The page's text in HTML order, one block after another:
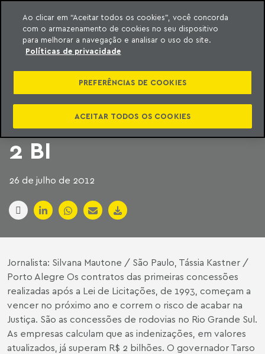
o conteúdo
Machado Meyer
CONCESSIONÁRIAS
QUEREM
INDENIZAÇÕES DE R$
2 BI
26 de julho de 2012
Jornalista: Silvana Mautone / São Paulo, Tássia Kastner /
Porto Alegre Os contratos das primeiras concessões
realizadas após a Lei de Licitações, de 1993, começam a
vencer no próximo ano e correm o risco de acabar na
Justiça. São as concessões de rodovias no Rio Grande Sul.
As empresas calculam que as indenizações, em valores
atualizados, já superam R$ 2 bilhões. O governador Tarso
Ao clicar em “Aceitar todos os cookies”, você concorda
com o armazenamento de cookies no seu dispositivo
para melhorar a navegação e analisar o uso do site.
Políticas de privacidade
PREFERÊNCIAS DE COOKIES
ACEITAR TODOS OS COOKIES